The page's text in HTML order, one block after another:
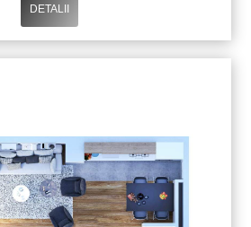
DETALII